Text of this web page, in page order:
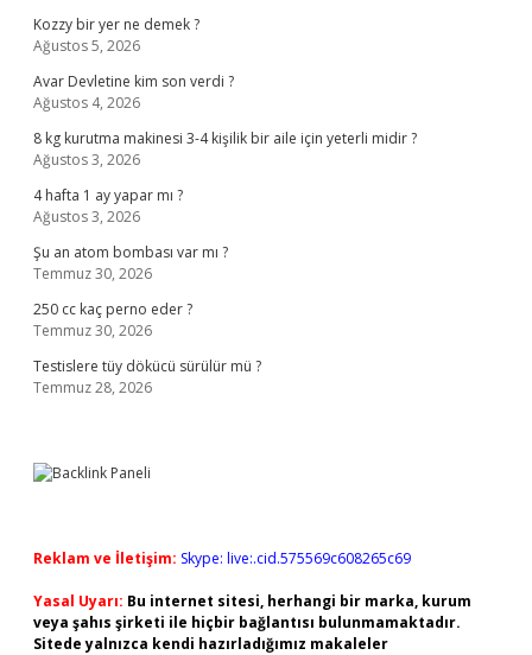
Kozzy bir yer ne demek ?
Ağustos 5, 2026
Avar Devletine kim son verdi ?
Ağustos 4, 2026
8 kg kurutma makinesi 3-4 kişilik bir aile için yeterli midir ?
Ağustos 3, 2026
4 hafta 1 ay yapar mı ?
Ağustos 3, 2026
Şu an atom bombası var mı ?
Temmuz 30, 2026
250 cc kaç perno eder ?
Temmuz 30, 2026
Testislere tüy dökücü sürülür mü ?
Temmuz 28, 2026
Reklam ve İletişim: Skype: live:.cid.575569c608265c69
Yasal Uyarı: Bu internet sitesi, herhangi bir marka, kurum
veya şahıs şirketi ile hiçbir bağlantısı bulunmamaktadır.
Sitede yalnızca kendi hazırladığımız makaleler